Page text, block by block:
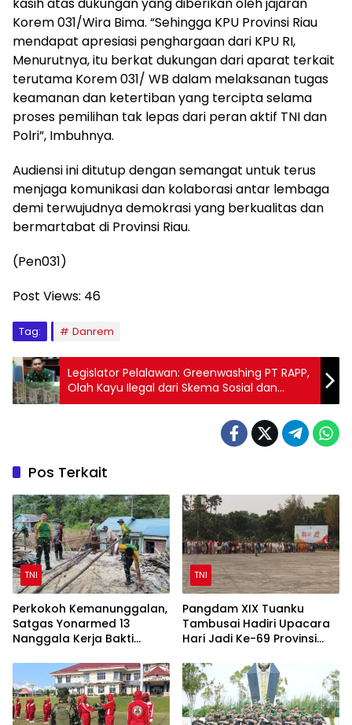
kasih atas dukungan yang diberikan oleh jajaran
Korem 031/Wira Bima. “Sehingga KPU Provinsi Riau
mendapat apresiasi penghargaan dari KPU RI,
Menurutnya, itu berkat dukungan dari aparat terkait
terutama Korem 031/ WB dalam melaksanan tugas
keamanan dan ketertiban yang tercipta selama
proses pemilihan tak lepas dari peran aktif TNI dan
Polri”, Imbuhnya.
Audiensi ini ditutup dengan semangat untuk terus
menjaga komunikasi dan kolaborasi antar lembaga
demi terwujudnya demokrasi yang berkualitas dan
bermartabat di Provinsi Riau.
(Pen031)
Post Views: 46
Tag: Danrem
Legislator Pelalawan: Greenwashing PT RAPP,
Olah Kayu Ilegal dari Skema Sosial dan
Merusak Lingkungan
Pos Terkait
TNI
Perkokoh Kemanunggalan,
Satgas Yonarmed 13
Nanggala Kerja Bakti
di Kapuas Hulu
TNI
Pangdam XIX Tuanku
Tambusai Hadiri Upacara
Hari Jadi Ke-69 Provinsi